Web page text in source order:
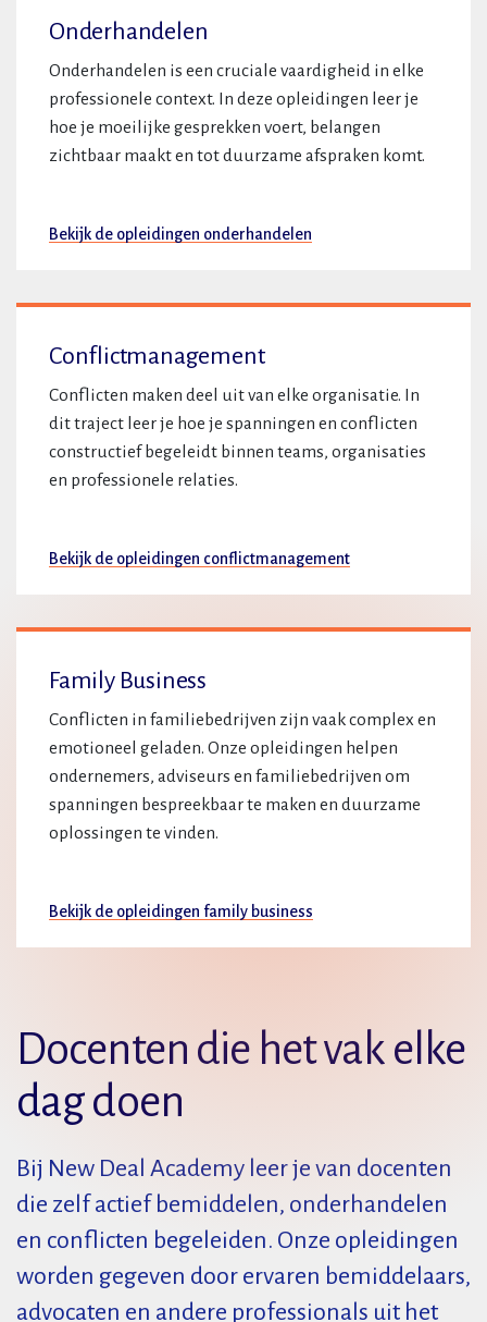
Onderhandelen
Onderhandelen is een cruciale vaardigheid in elke
professionele context. In deze opleidingen leer je
hoe je moeilijke gesprekken voert, belangen
zichtbaar maakt en tot duurzame afspraken komt.
Bekijk de opleidingen onderhandelen
Conflictmanagement
Conflicten maken deel uit van elke organisatie. In
dit traject leer je hoe je spanningen en conflicten
constructief begeleidt binnen teams, organisaties
en professionele relaties.
Bekijk de opleidingen conflictmanagement
Family Business
Conflicten in familiebedrijven zijn vaak complex en
emotioneel geladen. Onze opleidingen helpen
ondernemers, adviseurs en familiebedrijven om
spanningen bespreekbaar te maken en duurzame
oplossingen te vinden.
Bekijk de opleidingen family business
Docenten die het vak elke
dag doen
Bij New Deal Academy leer je van docenten
die zelf actief bemiddelen, onderhandelen
en conflicten begeleiden. Onze opleidingen
worden gegeven door ervaren bemiddelaars,
advocaten en andere professionals uit het